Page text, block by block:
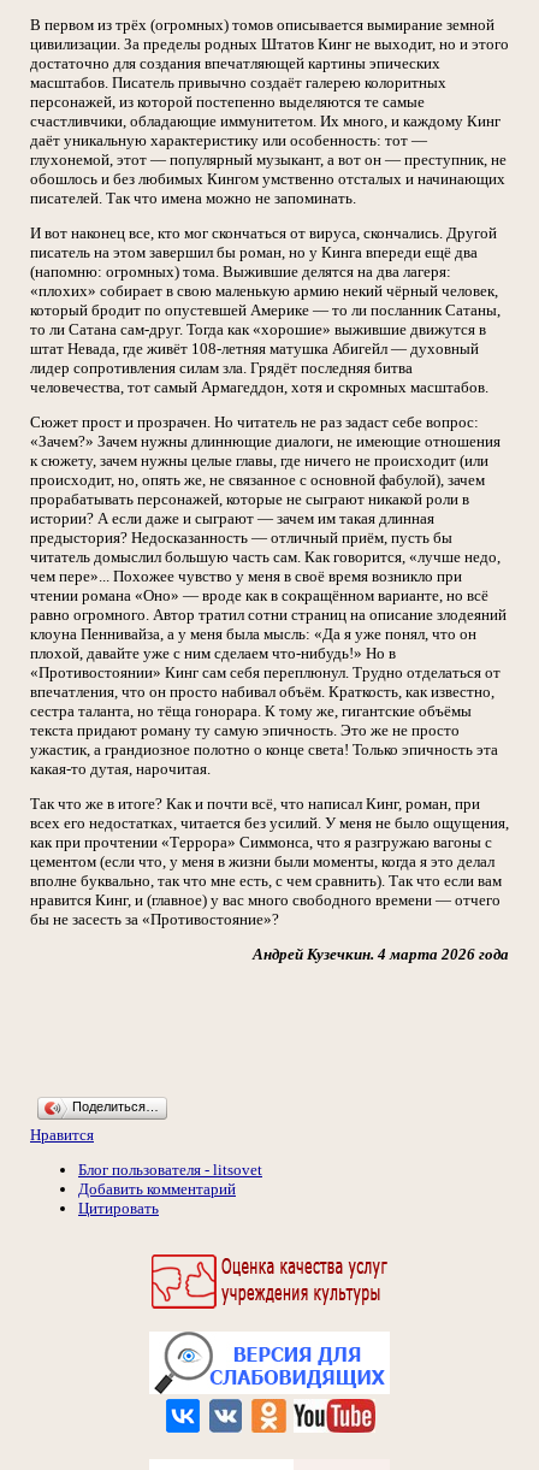
В первом из трёх (огромных) томов описывается вымирание земной
цивилизации. За пределы родных Штатов Кинг не выходит, но и этого
достаточно для создания впечатляющей картины эпических
масштабов. Писатель привычно создаёт галерею колоритных
персонажей, из которой постепенно выделяются те самые
счастливчики, обладающие иммунитетом. Их много, и каждому Кинг
даёт уникальную характеристику или особенность: тот —
глухонемой, этот — популярный музыкант, а вот он — преступник, не
обошлось и без любимых Кингом умственно отсталых и начинающих
писателей. Так что имена можно не запоминать.
И вот наконец все, кто мог скончаться от вируса, скончались. Другой
писатель на этом завершил бы роман, но у Кинга впереди ещё два
(напомню: огромных) тома. Выжившие делятся на два лагеря:
«плохих» собирает в свою маленькую армию некий чёрный человек,
который бродит по опустевшей Америке — то ли посланник Сатаны,
то ли Сатана сам-друг. Тогда как «хорошие» выжившие движутся в
штат Невада, где живёт 108-летняя матушка Абигейл — духовный
лидер сопротивления силам зла. Грядёт последняя битва
человечества, тот самый Армагеддон, хотя и скромных масштабов.
Сюжет прост и прозрачен. Но читатель не раз задаст себе вопрос:
«Зачем?» Зачем нужны длиннющие диалоги, не имеющие отношения
к сюжету, зачем нужны целые главы, где ничего не происходит (или
происходит, но, опять же, не связанное с основной фабулой), зачем
прорабатывать персонажей, которые не сыграют никакой роли в
истории? А если даже и сыграют — зачем им такая длинная
предыстория? Недосказанность — отличный приём, пусть бы
читатель домыслил большую часть сам. Как говорится, «лучше недо,
чем пере»... Похожее чувство у меня в своё время возникло при
чтении романа «Оно» — вроде как в сокращённом варианте, но всё
равно огромного. Автор тратил сотни страниц на описание злодеяний
клоуна Пеннивайза, а у меня была мысль: «Да я уже понял, что он
плохой, давайте уже с ним сделаем что-нибудь!» Но в
«Противостоянии» Кинг сам себя переплюнул. Трудно отделаться от
впечатления, что он просто набивал объём. Краткость, как известно,
сестра таланта, но тёща гонорара. К тому же, гигантские объёмы
текста придают роману ту самую эпичность. Это же не просто
ужастик, а грандиозное полотно о конце света! Только эпичность эта
какая-то дутая, нарочитая.
Так что же в итоге? Как и почти всё, что написал Кинг, роман, при
всех его недостатках, читается без усилий. У меня не было ощущения,
как при прочтении «Террора» Симмонса, что я разгружаю вагоны с
цементом (если что, у меня в жизни были моменты, когда я это делал
вполне буквально, так что мне есть, с чем сравнить). Так что если вам
нравится Кинг, и (главное) у вас много свободного времени — отчего
бы не засесть за «Противостояние»?
Андрей Кузечкин. 4 марта 2026 года
Поделиться…
Нравится
Блог пользователя - litsovet
Добавить комментарий
Цитировать